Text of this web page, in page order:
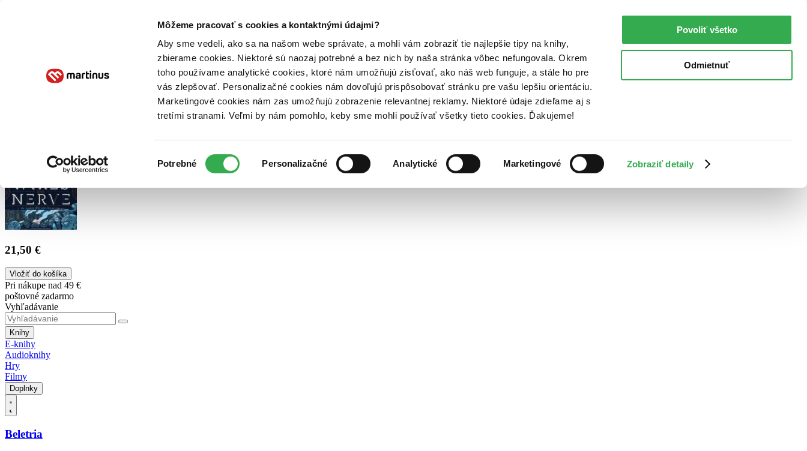
Môžeme pracovať s cookies a kontaktnými údajmi?
Aby sme vedeli, ako sa na našom webe správate, a mohli vám zobraziť tie najlepšie tipy na knihy,
zbierame cookies. Niektoré sú naozaj potrebné a bez nich by naša stránka vôbec nefungovala. Okrem
toho používame analytické cookies, ktoré nám umožňujú zisťovať, ako náš web funguje, a stále ho pre
vás zlepšovať. Personalizačné cookies nám dovoľujú prispôsobovať stránku pre vašu lepšiu orientáciu.
Marketingové cookies nám zas umožňujú zobrazenie relevantnej reklamy. Niektoré údaje zdieľame aj s
tretími stranami. Veľmi by nám pomohlo, keby sme mohli používať všetky tieto cookies. Ďakujeme!
súhlasu
Potrebné Personalizačné Analytické Marketingové Zobraziť detaily
Povoliť všetko
Odmietnuť
Poukážky Kontakt
21,50 €
Vložiť do košíka
Pri nákupe nad 49 €
poštovné zadarmo
Vyhľadávanie
Knihy
E-knihy
Audioknihy
Hry
Filmy
Doplnky
Beletria